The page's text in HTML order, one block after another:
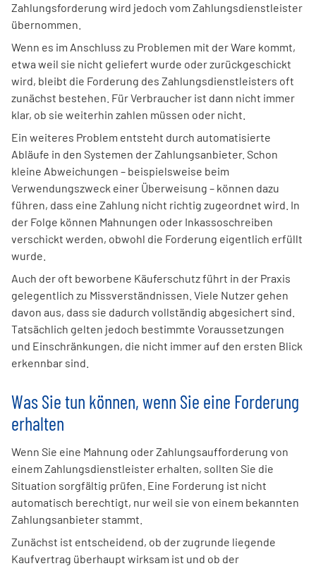
Zahlungsforderung wird jedoch vom Zahlungsdienstleister
übernommen.
Wenn es im Anschluss zu Problemen mit der Ware kommt,
etwa weil sie nicht geliefert wurde oder zurückgeschickt
wird, bleibt die Forderung des Zahlungsdienstleisters oft
zunächst bestehen. Für Verbraucher ist dann nicht immer
klar, ob sie weiterhin zahlen müssen oder nicht.
Ein weiteres Problem entsteht durch automatisierte
Abläufe in den Systemen der Zahlungsanbieter. Schon
kleine Abweichungen – beispielsweise beim
Verwendungszweck einer Überweisung – können dazu
führen, dass eine Zahlung nicht richtig zugeordnet wird. In
der Folge können Mahnungen oder Inkassoschreiben
verschickt werden, obwohl die Forderung eigentlich erfüllt
wurde.
Auch der oft beworbene Käuferschutz führt in der Praxis
gelegentlich zu Missverständnissen. Viele Nutzer gehen
davon aus, dass sie dadurch vollständig abgesichert sind.
Tatsächlich gelten jedoch bestimmte Voraussetzungen
und Einschränkungen, die nicht immer auf den ersten Blick
erkennbar sind.
Was Sie tun können, wenn Sie eine Forderung
erhalten
Wenn Sie eine Mahnung oder Zahlungsaufforderung von
einem Zahlungsdienstleister erhalten, sollten Sie die
Situation sorgfältig prüfen. Eine Forderung ist nicht
automatisch berechtigt, nur weil sie von einem bekannten
Zahlungsanbieter stammt.
Zunächst ist entscheidend, ob der zugrunde liegende
Kaufvertrag überhaupt wirksam ist und ob der